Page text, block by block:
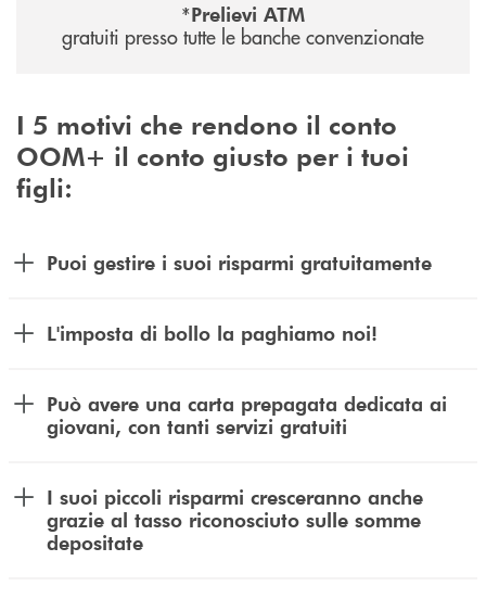
*Prelievi ATM
gratuiti presso tutte le banche convenzionate
I 5 motivi che rendono il conto
OOM+ il conto giusto per i tuoi
figli:
Puoi gestire i suoi risparmi gratuitamente
L'imposta di bollo la paghiamo noi!
Può avere una carta prepagata dedicata ai
giovani, con tanti servizi gratuiti
I suoi piccoli risparmi cresceranno anche
grazie al tasso riconosciuto sulle somme
depositate